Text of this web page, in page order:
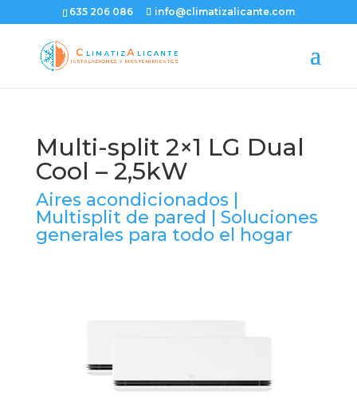
635 206 086 info@climatizalicante.com
Multi-split 2×1 LG Dual
Cool – 2,5kW
Aires acondicionados
Multisplit de pared
Soluciones
generales para todo el hogar